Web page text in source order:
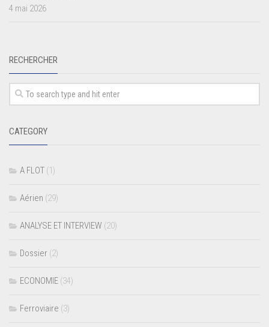
4 mai 2026
RECHERCHER
CATEGORY
A FLOT (1)
Aérien (29)
ANALYSE ET INTERVIEW (20)
Dossier (2)
ECONOMIE (34)
Ferroviaire (3)